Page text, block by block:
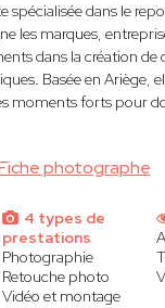
photographe
spécialisée dans le
les marques,
dans la création de
Basée en Ariège,
moments forts pour
4 types de
prestations
Photographie
Retouche photo
Vidéo et montage